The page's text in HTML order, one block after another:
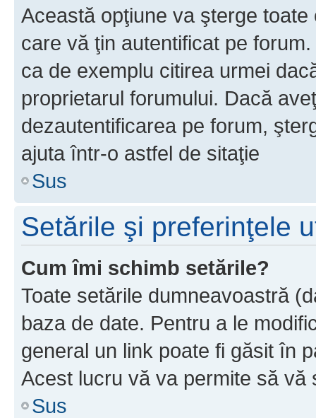
Această opţiune va şterge
care vă ţin autentificat pe
ca de exemplu citirea urmei
proprietarul forumului. Dacă
dezautentificarea pe forum,
ajuta într-o astfel de sitaţie
Sus
Setările şi preferinţele
Cum îmi schimb setările?
Toate setările dumneavoastră
baza de date. Pentru a le
general un link poate fi găsit în
Acest lucru vă va permite să vă
Sus